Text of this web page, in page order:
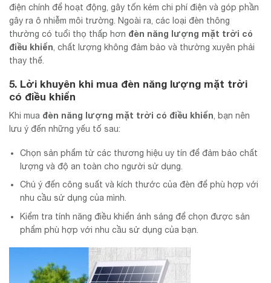
điện chính để hoạt động, gây tốn kém chi phí điện và góp phần
gây ra ô nhiễm môi trường. Ngoài ra, các loại đèn thông
thường có tuổi thọ thấp hơn đèn năng lượng mặt trời có
điều khiển , chất lượng không đảm bảo và thường xuyên phải
thay thế.
5. Lời khuyên khi mua đèn năng lượng mặt trời
có điều khiển
Khi mua đèn năng lượng mặt trời có điều khiển , bạn nên
lưu ý đến những yếu tố sau:
Chọn sản phẩm từ các thương hiệu uy tín để đảm bảo chất
lượng và độ an toàn cho người sử dụng.
Chú ý đến công suất và kích thước của đèn để phù hợp với
nhu cầu sử dụng của mình.
Kiểm tra tính năng điều khiển ánh sáng để chọn được sản
phẩm phù hợp với nhu cầu sử dụng của bạn.